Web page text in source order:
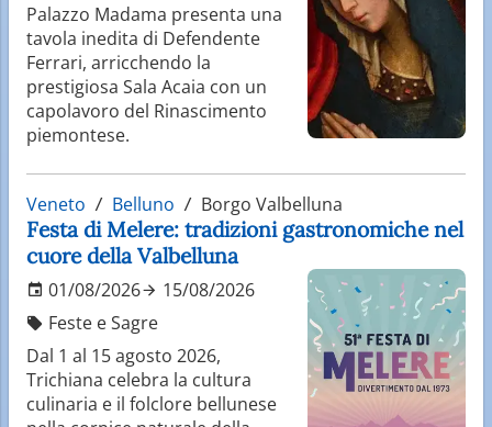
Palazzo Madama presenta una
tavola inedita di Defendente
Ferrari, arricchendo la
prestigiosa Sala Acaia con un
capolavoro del Rinascimento
piemontese.
Veneto Belluno Borgo Valbelluna
Festa di Melere: tradizioni gastronomiche nel
cuore della Valbelluna
01/08/2026
15/08/2026
Feste e Sagre
Dal 1 al 15 agosto 2026,
Trichiana celebra la cultura
culinaria e il folclore bellunese